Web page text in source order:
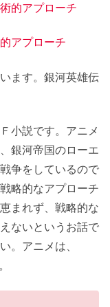
的アプローチ
アプローチ
ます。銀河英雄伝
小説です。アニメ
銀河帝国のローエ
争をしているので
略的なアプローチ
まれず、戦略的な
ないというお話で
。アニメは、